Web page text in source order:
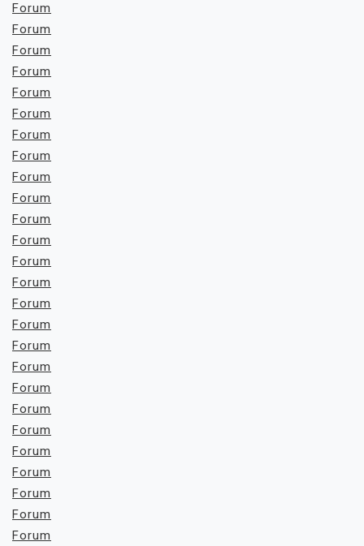
Forum
Forum
Forum
Forum
Forum
Forum
Forum
Forum
Forum
Forum
Forum
Forum
Forum
Forum
Forum
Forum
Forum
Forum
Forum
Forum
Forum
Forum
Forum
Forum
Forum
Forum